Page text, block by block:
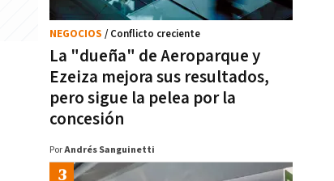
La "dueña" de Aeroparque y
Ezeiza mejora sus resultados,
pero sigue la pelea por la
concesión
NEGOCIOS / Conflicto creciente
PorAndrés Sanguinetti